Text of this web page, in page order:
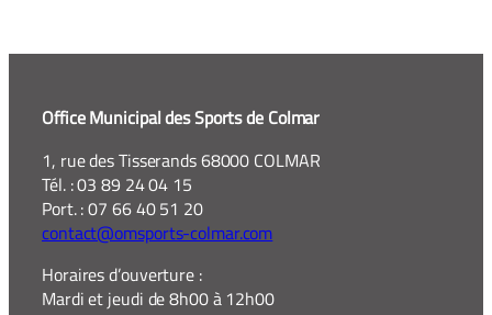
Office Municipal des Sports de Colmar
1, rue des Tisserands 68000 COLMAR
Tél. : 03 89 24 04 15
Port. : 07 66 40 51 20
contact@omsports-colmar.com
Horaires d’ouverture :
Mardi et jeudi de 8h00 à 12h00